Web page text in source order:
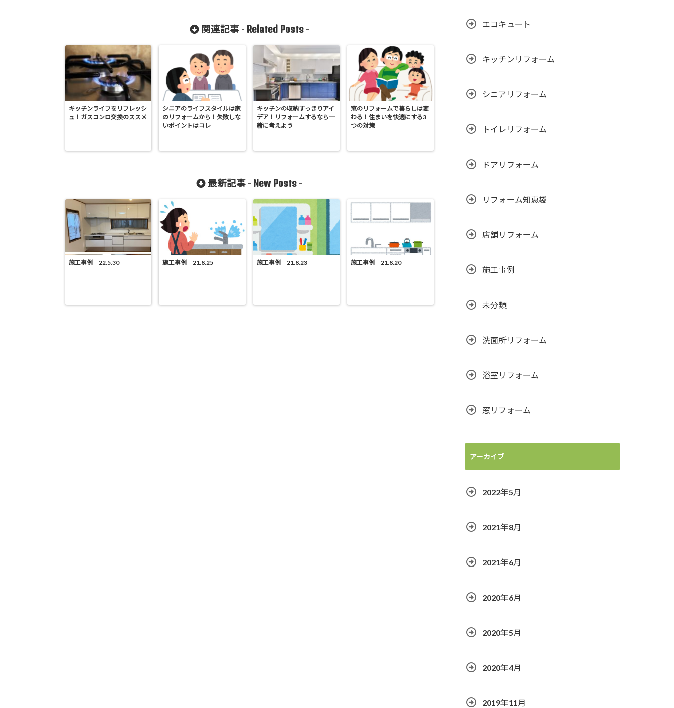
関連記事 - Related Posts-
キッチンライフをリフレッシ
ュ！ガスコンロ交換のススメ
シニアのライフスタイルは家
のリフォームから！失敗しな
いポイントはコレ
キッチンの収納すっきりアイ
デア！リフォームするなら一
緒に考えよう
窓のリフォームで暮らしは変
わる！住まいを快適にする3
つの対策
最新記事 - New Posts -
施工事例 22.5.30 施工事例 21.8.25 施工事例 21.8.23 施工事例 21.8.20
エコキュート
キッチンリフォーム
シニアリフォーム
トイレリフォーム
ドアリフォーム
リフォーム知恵袋
店舗リフォーム
施工事例
未分類
洗面所リフォーム
浴室リフォーム
窓リフォーム
アーカイブ
2022年5月
2021年8月
2021年6月
2020年6月
2020年5月
2020年4月
2019年11月